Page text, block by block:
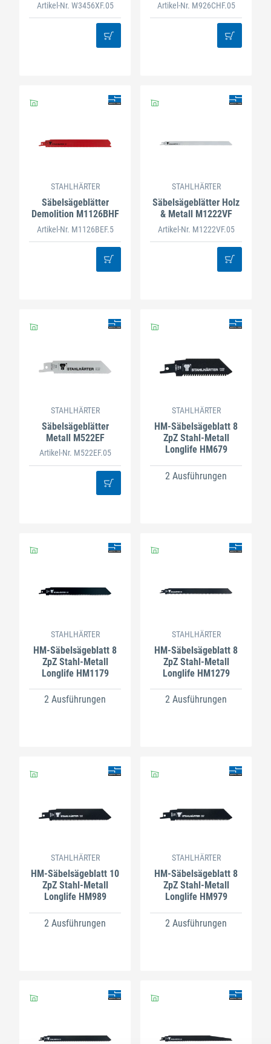
Artikel-Nr. W3456XF.05 Artikel-Nr. M926CHF.05
STAHLHÄRTER
Säbelsägeblätter
Demolition M1126BHF
Artikel-Nr. M1126BEF.5
STAHLHÄRTER
Säbelsägeblätter Holz
& Metall M1222VF
Artikel-Nr. M1222VF.05
STAHLHÄRTER
Säbelsägeblätter
Metall M522EF
Artikel-Nr. M522EF.05
STAHLHÄRTER
HM-Säbelsägeblatt 8
ZpZ Stahl-Metall
Longlife HM679
2 Ausführungen
STAHLHÄRTER
HM-Säbelsägeblatt 8
ZpZ Stahl-Metall
Longlife HM1179
2 Ausführungen
STAHLHÄRTER
HM-Säbelsägeblatt 8
ZpZ Stahl-Metall
Longlife HM1279
2 Ausführungen
STAHLHÄRTER
HM-Säbelsägeblatt 10
ZpZ Stahl-Metall
Longlife HM989
2 Ausführungen
STAHLHÄRTER
HM-Säbelsägeblatt 8
ZpZ Stahl-Metall
Longlife HM979
2 Ausführungen